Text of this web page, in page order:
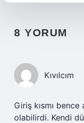
8 YORUM
Kıvılcım
Giriş kısmı bence
olabilirdi. Kendi